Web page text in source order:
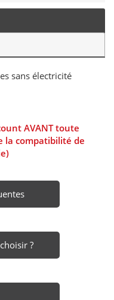
sans électricité
AVANT toute
la compatibilité de
?